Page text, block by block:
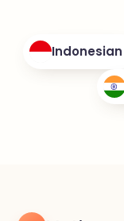
Indonesian